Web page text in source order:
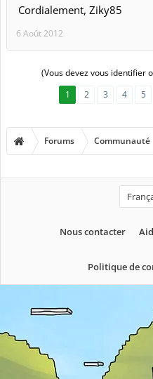
Cordialement, Ziky85
6 Août 2012
(Vous devez vous identifier
1
2 3 4 5
Forums Communauté
Nous contacter
Politique de